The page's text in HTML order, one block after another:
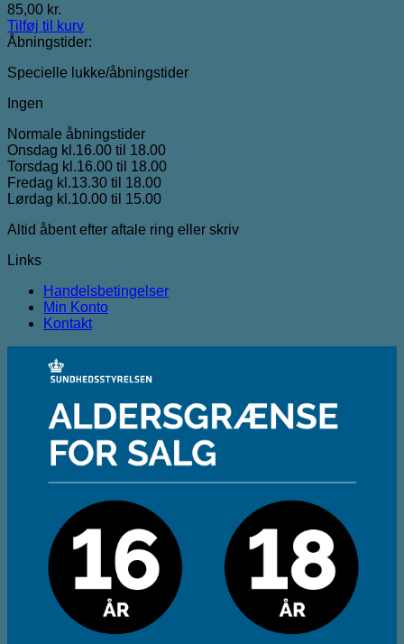
85,00 kr.
Tilføj til kurv
Åbningstider:
Specielle lukke/åbningstider
Ingen
Normale åbningstider
Onsdag kl.16.00 til 18.00
Torsdag kl.16.00 til 18.00
Fredag kl.13.30 til 18.00
Lørdag kl.10.00 til 15.00
Altid åbent efter aftale ring eller skriv
Links
Handelsbetingelser
Min Konto
Kontakt